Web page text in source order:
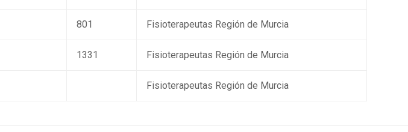
801 Fisioterapeutas Región de Murcia
1331 Fisioterapeutas Región de Murcia
Fisioterapeutas Región de Murcia